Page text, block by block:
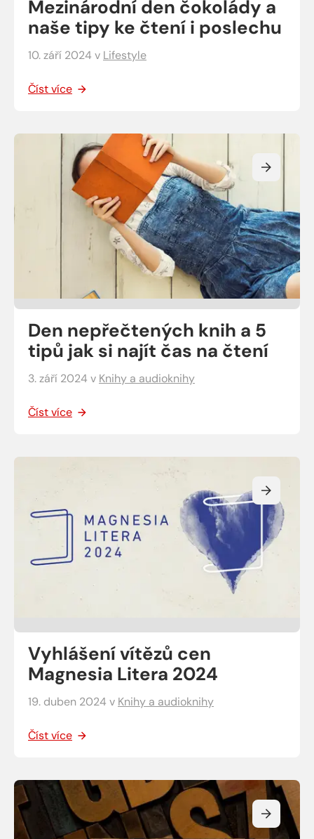
Mezinárodní den čokolády a
naše tipy ke čtení i poslechu
10. září 2024 v Lifestyle
Číst více
Den nepřečtených knih a 5
tipů jak si najít čas na čtení
3. září 2024 v Knihy a audioknihy
Číst více
Vyhlášení vítězů cen
Magnesia Litera 2024
19. duben 2024 v Knihy a audioknihy
Číst více